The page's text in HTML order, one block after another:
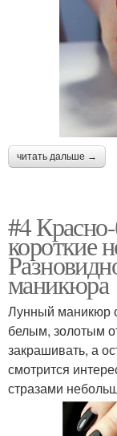
читать дальше →
#4
короткие
маникюра
Лунный маникюр
белым, золотым
закрашивать, а
смотрится
стразами